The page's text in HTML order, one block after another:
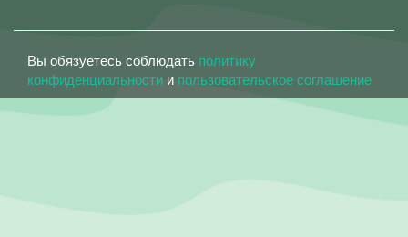
Вы обязуетесь соблюдать политику
конфиденциальности и пользовательское соглашение